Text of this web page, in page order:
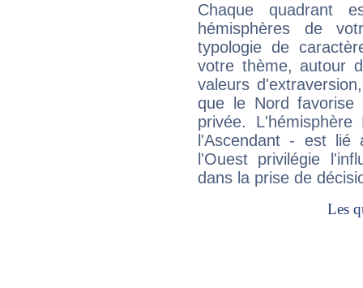
Chaque quadrant
hémisphères de
typologie de
votre thème, autour
valeurs
que le Nord favorise
privée.
l'Ascendant - est
l'Ouest privilégie
dans la prise de